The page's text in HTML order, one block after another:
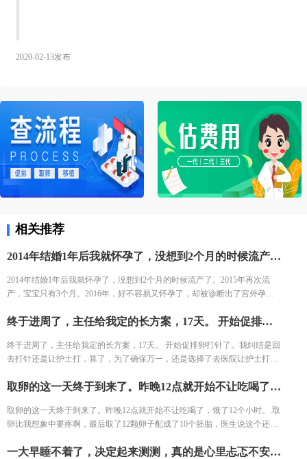
2020-02-13发布
相关推荐
2014年结婚1年后我就怀孕了，没想到2个月的时候流产了。2015年再次流产，宝宝只有3个月。2016年，好不容易又怀孕了，却被诊断出了宫外孕。接下来的2年，一直没有怀孕的音信。 不知道为什么命运要一直这样折磨我，万般无奈下，我踏上了试管的旅途。 我拉着老公来到了郑大三附院的生殖中心。 初步问诊，医生给了我一叠厚厚的检查单。我按照检查单并对照着手上的纸张，一个窗口一个窗口的去检查了。这样检查的日子，一直持续了一个月，所有检查结果才凑齐。
2014年结婚1年后我就怀孕了，没想到2个月的时候流产了。2015年再次流
产，宝宝只有3个月。2016年，好不容易又怀孕了，却被诊断出了宫外孕。
我，万般无奈下，我踏上了试管的旅途。 我拉着老公来到了郑大三附院的生
手上的纸张，一个窗口一个窗口的去检查了。这样检查的日子，一直持续了
一个月，所有检查结果才凑齐。
终于进周了，主任给我定的长方案，17天。 开始促排卵打针了。我纠结是回去打针还是让护士打，算了，为了确保万一，还是选择了去医院让护士打。今天去打针的人还是挺多的，再有耐心的护士也无法保持笑脸。给我打针的护士进到注射室的时候，满脸疲惫，但是还是耐心的给我打针了。
终于进周了，主任给我定的长方案，17天。 开始促排卵打针了。我纠结是回
去打针还是让护士打，算了，为了确保万一，还是选择了去医院让护士打。
护士进到注射室的时候，满脸疲惫，但是还是耐心的给我打针了。
取卵的这一天终于到来了。昨晚12点就开始不让吃喝了，饿了12个小时。.取卵比我想象中要疼啊，最后取了12颗卵子配成了10个胚胎，医生说这个还是不错的结果了，我也不知道算好不算，但是我尽力了啊。医生建议我继续养囊。没想到配成了5个囊胚！太高兴了，今天我要吃点好吃的庆祝下。
取卵的这一天终于到来了。昨晚12点就开始不让吃喝了，饿了12个小时。.取
卵比我想象中要疼啊，最后取了12颗卵子配成了10个胚胎，医生说这个还是
囊。没想到配成了5个囊胚！太高兴了，今天我要吃点好吃的庆祝下。
一大早睡不着了，决定起来测测，真的是心里忐忑不安。等待试纸变化的那几秒心头快跳出来了。我竟然看到了双杠，大家快来帮我看看，这是不是显示我怀孕了。